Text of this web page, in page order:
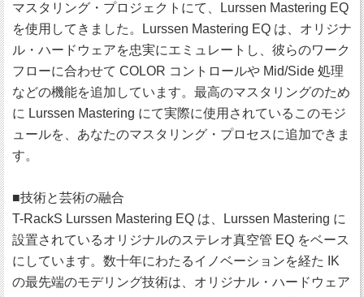
マスタリング・プロジェクトにて、Lurssen Mastering EQ
を使用してきました。Lurssen Mastering EQ は、オリジナ
ル・ハードウェアを忠実にエミュレートし、彼らのワーク
フローに合わせて COLOR コントロールや Mid/Side 処理
などの機能を追加しています。最高のマスタリングのため
に Lurssen Mastering にて実際に使用されているこのモジ
ュールを、あなたのマスタリング・プロセスに追加できま
す。
■技術と芸術の融合
T-RackS Lurssen Mastering EQ は、Lurssen Mastering に
設置されているオリジナルのステレオ真空管 EQ をベース
にしています。数十年にわたるイノベーションを経た IK
の最先端のモデリング技術は、オリジナル・ハードウェア